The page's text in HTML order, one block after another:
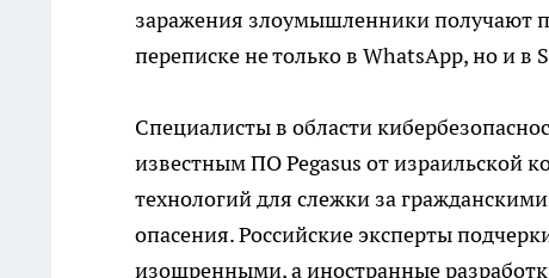
заражения злоумышленники получают
переписке не только в WhatsApp, но и в
Специалисты в области
известным ПО Pegasus от израильской
технологий для слежки за
опасения. Российские эксперты
изощренными, а иностранные